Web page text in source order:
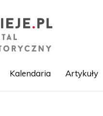
Kalendaria Artykuły